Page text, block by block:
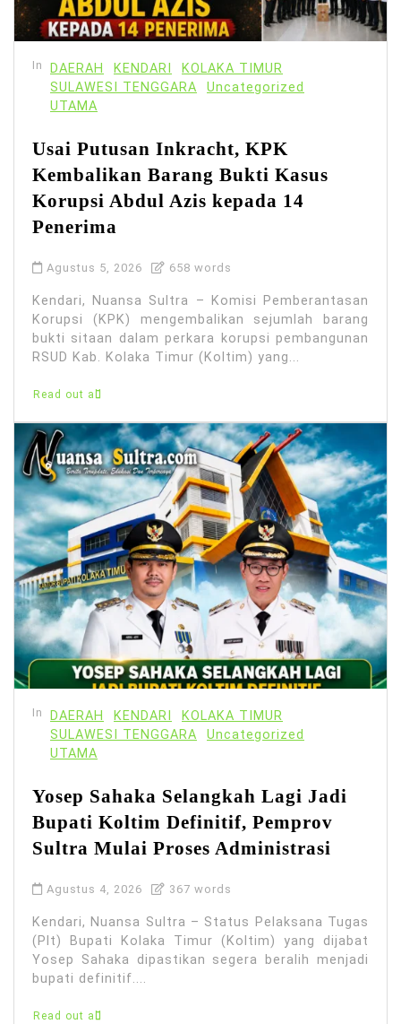
In DAERAH KENDARI
KOLAKA TIMUR
SULAWESI TENGGARA
Uncategorized
UTAMA
Usai Putusan Inkracht, KPK
Kembalikan Barang Bukti Kasus
Korupsi Abdul Azis kepada 14
Penerima
Agustus 5, 2026 658 words
Kendari, Nuansa Sultra – Komisi Pemberantasan
Korupsi (KPK) mengembalikan sejumlah barang
bukti sitaan dalam perkara korupsi pembangunan
RSUD Kab. Kolaka Timur (Koltim) yang...
Read out all
In DAERAH KENDARI
KOLAKA TIMUR
SULAWESI TENGGARA
Uncategorized
UTAMA
Yosep Sahaka Selangkah Lagi Jadi
Bupati Koltim Definitif, Pemprov
Sultra Mulai Proses Administrasi
Agustus 4, 2026 367 words
Kendari, Nuansa Sultra – Status Pelaksana Tugas
(Plt) Bupati Kolaka Timur (Koltim) yang dijabat
Yosep Sahaka dipastikan segera beralih menjadi
bupati definitif....
Read out all